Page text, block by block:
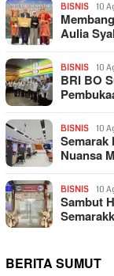
BISNIS 10
Aulia
BISNIS 10
BRI BO
BISNIS 10
Semarak
Nuansa
BISNIS 10
Sambut
BERITA SUMUT